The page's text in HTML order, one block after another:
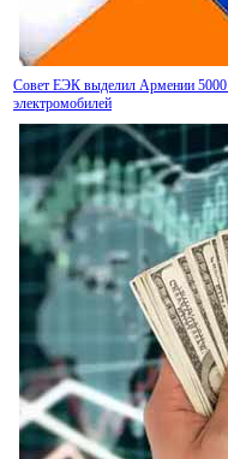
Совет ЕЭК выделил Армении 5000
электромобилей